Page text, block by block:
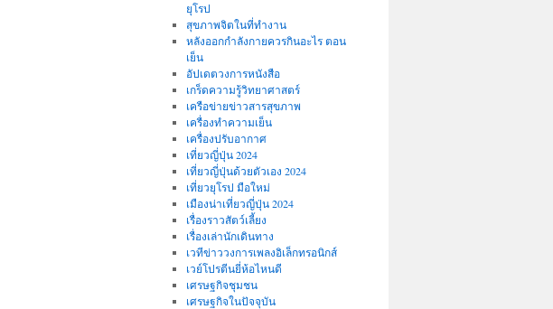
ยุโรป
สุขภาพจิตในที่ทำงาน
หลังออกกําลังกายควรกินอะไร ตอน
เย็น
อัปเดตวงการหนังสือ
เกร็ดความรู้วิทยาศาสตร์
เครือข่ายข่าวสารสุขภาพ
เครื่องทำความเย็น
เครื่องปรับอากาศ
เที่ยวญี่ปุ่น 2024
เที่ยวญี่ปุ่นด้วยตัวเอง 2024
เที่ยวยุโรป มือใหม่
เมืองน่าเที่ยวญี่ปุ่น 2024
เรื่องราวสัตว์เลี้ยง
เรื่องเล่านักเดินทาง
เวทีข่าววงการเพลงอิเล็กทรอนิกส์
เวย์โปรตีนยี่ห้อไหนดี
เศรษฐกิจชุมชน
เศรษฐกิจในปัจจุบัน